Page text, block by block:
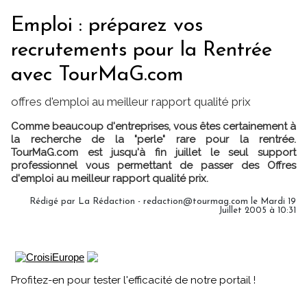
Emploi : préparez vos
recrutements pour la Rentrée
avec TourMaG.com
offres d'emploi au meilleur rapport qualité prix
Comme beaucoup d'entreprises, vous êtes certainement à
la recherche de la "perle" rare pour la rentrée.
TourMaG.com est jusqu'à fin juillet le seul support
professionnel vous permettant de passer des Offres
d'emploi au meilleur rapport qualité prix.
Rédigé par La Rédaction - redaction@tourmag.com le Mardi 19
Juillet 2005 à 10:31
Profitez-en pour tester l'efficacité de notre portail !